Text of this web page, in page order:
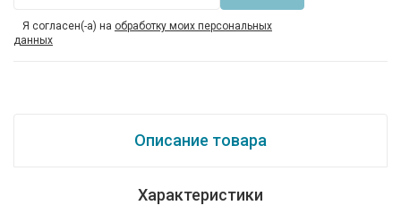
Я согласен(-а) на обработку моих персональных
данных
Описание товара
Характеристики